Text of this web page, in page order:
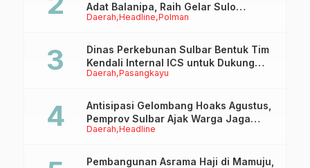
Daerah Headline Polman
Adat Balanipa, Raih Gelar Sulo
Tappidena
Daerah Pasangkayu
Dinas Perkebunan Sulbar Bentuk Tim
Kendali Internal ICS untuk Dukung
Sertifikasi ISPO Pekebun di
Daerah Headline
Antisipasi Gelombang Hoaks Agustus,
Pemprov Sulbar Ajak Warga Jaga
Ruang Digital
Pembangunan Asrama Haji di Mamuju,